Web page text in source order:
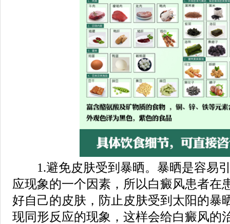
1.避免皮肤受到暴晒。暴晒是容易引
应现象的一个因素，所以白癜风患者在
好自己的皮肤，防止皮肤受到太阳的暴
现同形反应的现象，这样会给白癜风的